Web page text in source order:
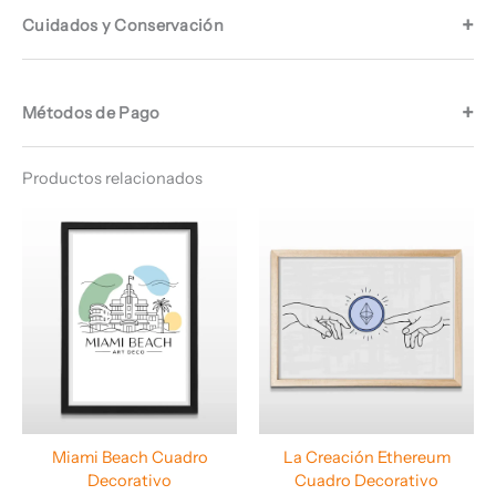
Cuidados y Conservación
Métodos de Pago
Productos relacionados
Miami Beach Cuadro
Decorativo
de
La Creación Ethereum
Cuadro Decorativo
precios:
hasta
$ 67.960